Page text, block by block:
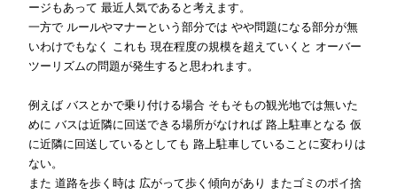
ージもあって 最近人気であると考えます。
一方で ルールやマナーという部分では やや問題になる部分が無
いわけでもなく これも 現在程度の規模を超えていくと オーバー
ツーリズムの問題が発生すると思われます。
例えば バスとかで乗り付ける場合 そもそもの観光地では無いた
めに バスは近隣に回送できる場所がなければ 路上駐車となる 仮
に近隣に回送しているとしても 路上駐車していることに変わりは
ない。
また 道路を歩く時は 広がって歩く傾向があり またゴミのポイ捨